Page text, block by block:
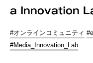
a Innovation
#オンラインコミュニティ
#Media_Innovation_Lab